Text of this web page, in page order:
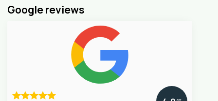
Google reviews